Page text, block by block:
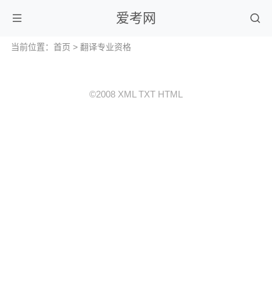
爱考网
当前位置： 首页 > 翻译专业资格
©2008 XML TXT HTML